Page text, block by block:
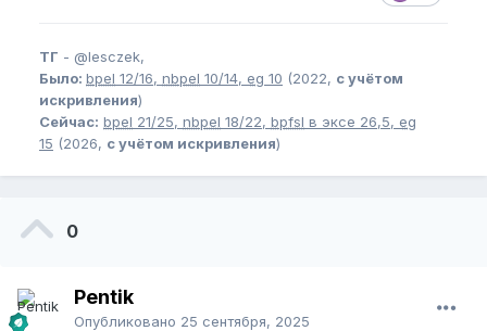
ТГ - @lesczek,
Было: bpel 12/16, nbpel 10/14, eg 10 (2022, с учётом
искривления)
Сейчас: bpel 21/25, nbpel 18/22, bpfsl в эксе 26,5, eg
15 (2026, с учётом искривления)
0
Pentik
Опубликовано 25 сентября, 2025